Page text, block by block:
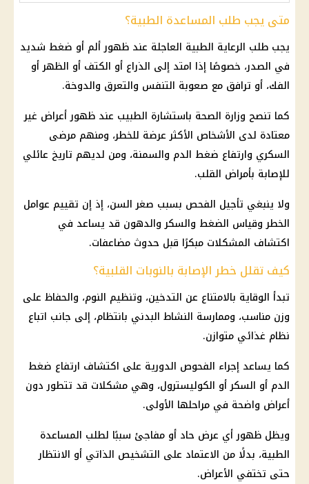
متى يجب طلب المساعدة الطبية؟
يجب طلب الرعاية الطبية العاجلة عند ظهور ألم أو ضغط شديد
في الصدر، خصوصًا إذا امتد إلى الذراع أو الكتف أو الظهر أو
الفك، أو ترافق مع صعوبة التنفس والتعرق والدوخة.
كما تنصح وزارة الصحة باستشارة الطبيب عند ظهور أعراض غير
معتادة لدى الأشخاص الأكثر عرضة للخطر، ومنهم مرضى
السكري وارتفاع ضغط الدم والسمنة، ومن لديهم تاريخ عائلي
للإصابة بأمراض القلب.
ولا ينبغي تأجيل الفحص بسبب صغر السن، إذ إن تقييم عوامل
الخطر وقياس الضغط والسكر والدهون قد يساعد في
اكتشاف المشكلات مبكرًا قبل حدوث مضاعفات.
كيف تقلل خطر الإصابة بالنوبات القلبية؟
تبدأ الوقاية بالامتناع عن التدخين، وتنظيم النوم، والحفاظ على
وزن مناسب، وممارسة النشاط البدني بانتظام، إلى جانب اتباع
نظام غذائي متوازن.
كما يساعد إجراء الفحوص الدورية على اكتشاف ارتفاع ضغط
الدم أو السكر أو الكوليسترول، وهي مشكلات قد تتطور دون
أعراض واضحة في مراحلها الأولى.
ويظل ظهور أي عرض حاد أو مفاجئ سببًا لطلب المساعدة
الطبية، بدلًا من الاعتماد على التشخيص الذاتي أو الانتظار
حتى تختفي الأعراض.